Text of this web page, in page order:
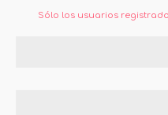
Sólo los usuarios